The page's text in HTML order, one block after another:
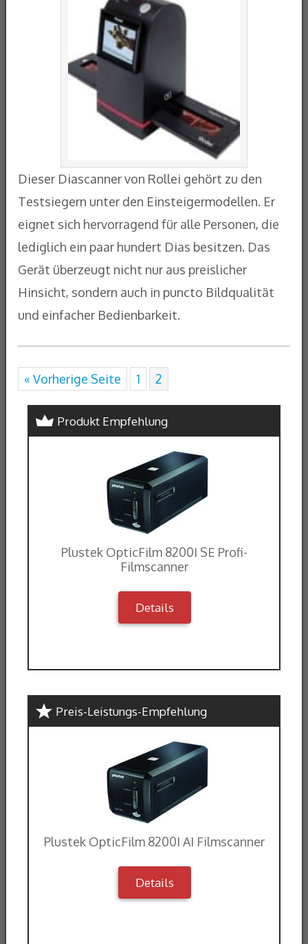
Dieser Diascanner von Rollei gehört zu den
Testsiegern unter den Einsteigermodellen. Er
eignet sich hervorragend für alle Personen, die
lediglich ein paar hundert Dias besitzen. Das
Gerät überzeugt nicht nur aus preislicher
Hinsicht, sondern auch in puncto Bildqualität
und einfacher Bedienbarkeit.
« Vorherige Seite 1 2
Produkt Empfehlung
Plustek OpticFilm 8200I SE Profi-
Filmscanner
Details
Preis-Leistungs-Empfehlung
Plustek OpticFilm 8200I AI Filmscanner
Details